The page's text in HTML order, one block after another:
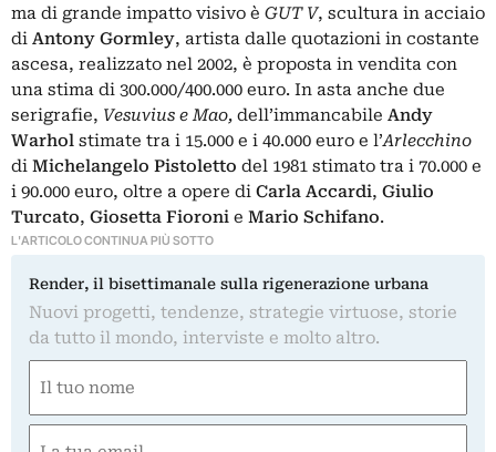
ma di grande impatto visivo è GUT V, scultura in acciaio
di Antony Gormley, artista dalle quotazioni in costante
ascesa, realizzato nel 2002, è proposta in vendita con
una stima di 300.000/400.000 euro. In asta anche due
serigrafie, Vesuvius e Mao, dell’immancabile Andy
Warhol stimate tra i 15.000 e i 40.000 euro e l’Arlecchino
di Michelangelo Pistoletto del 1981 stimato tra i 70.000 e
i 90.000 euro, oltre a opere di Carla Accardi, Giulio
Turcato, Giosetta Fioroni e Mario Schifano.
L'ARTICOLO CONTINUA PIÙ SOTTO
Render, il bisettimanale sulla rigenerazione urbana
Nuovi progetti, tendenze, strategie virtuose, storie
da tutto il mondo, interviste e molto altro.
(Obbligatorio)
Nome